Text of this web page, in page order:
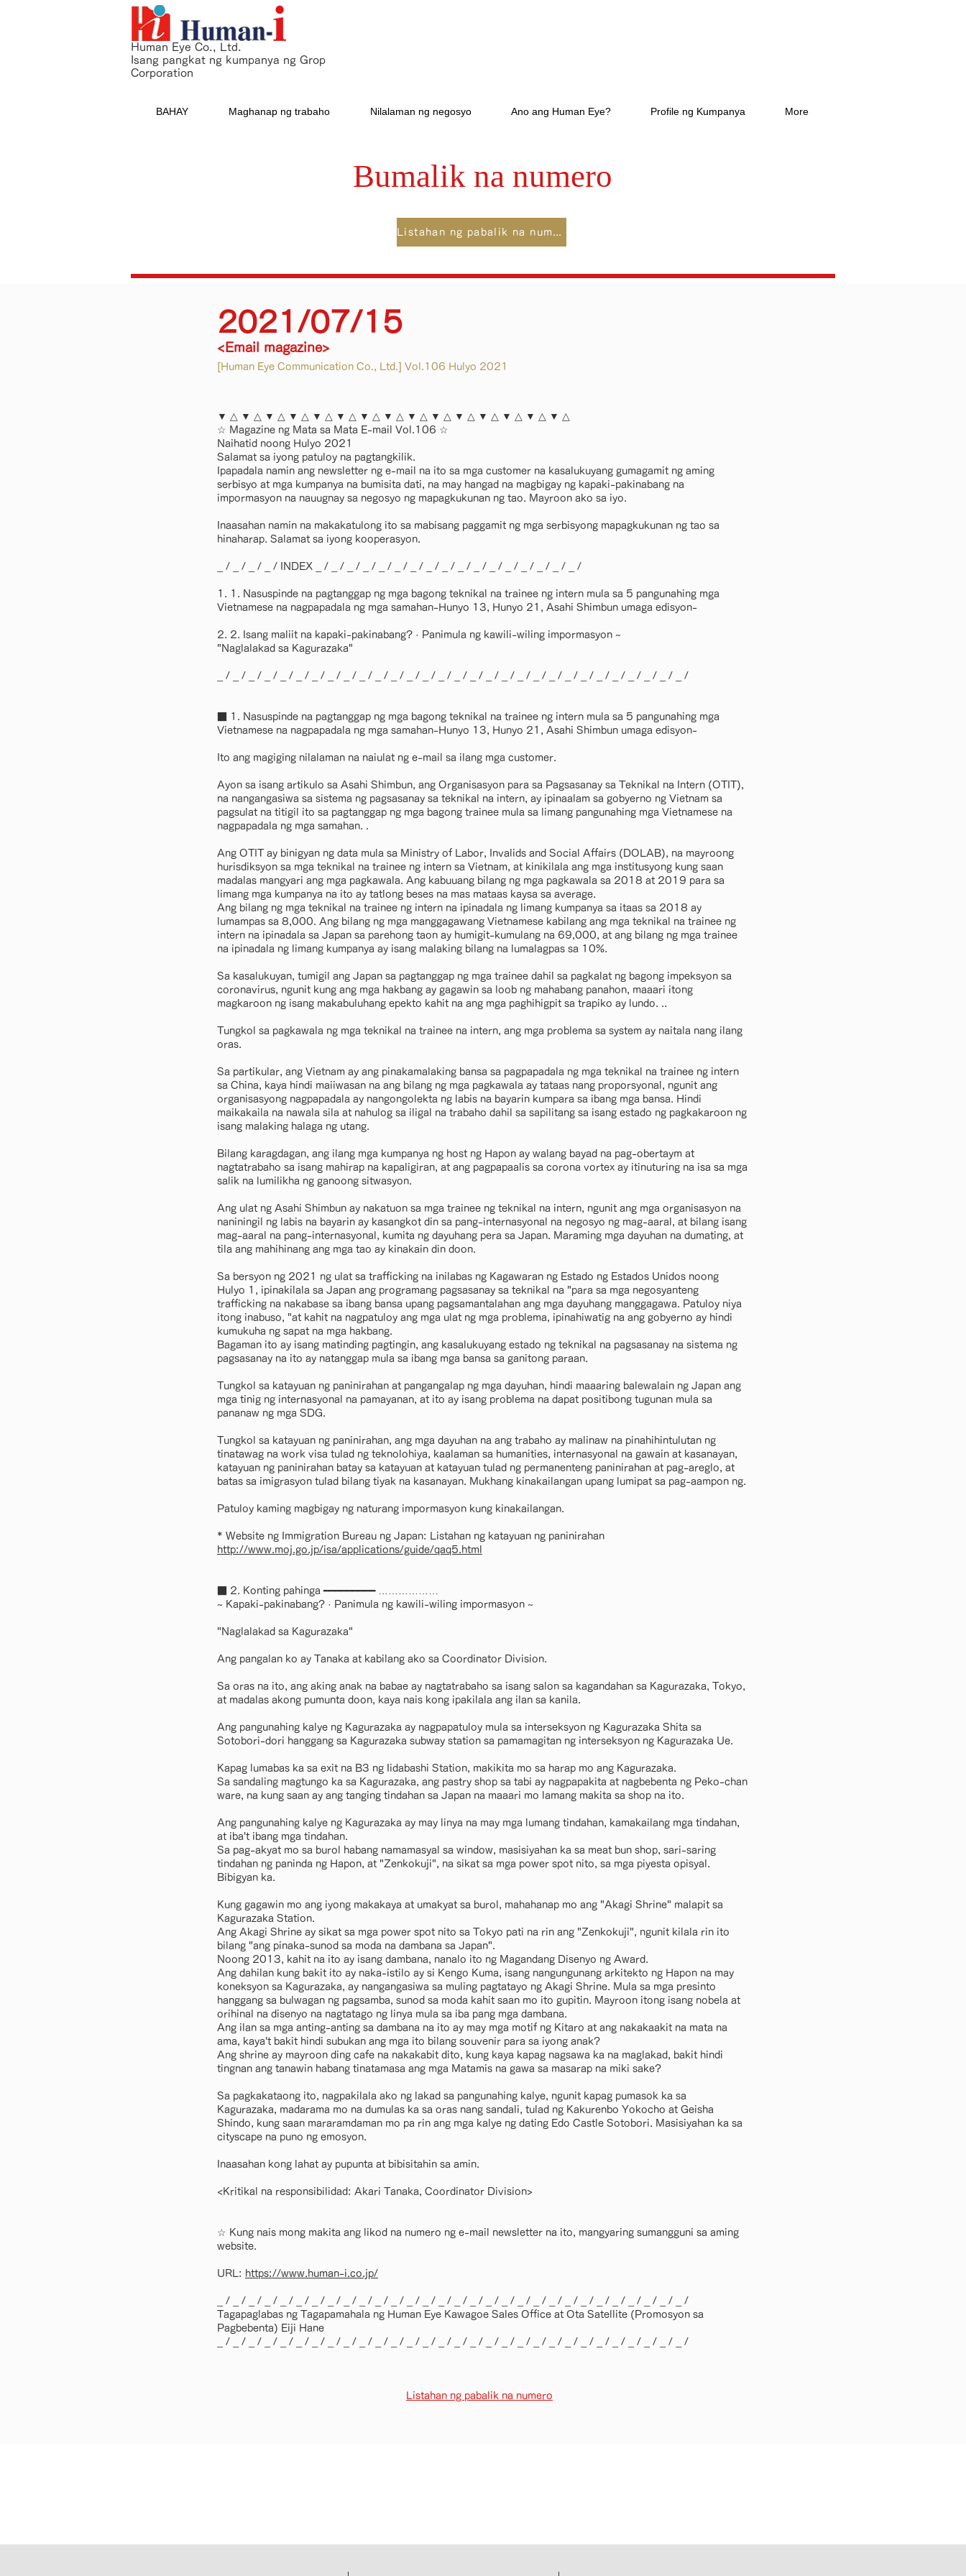
Human Eye Co., Ltd.
Isang pangkat ng kumpanya ng Grop
Corporation
BAHAY Maghanap ng trabaho Nilalaman ng negosyo Ano ang Human Eye? Profile ng Kumpanya More
Bumalik na numero
Listahan ng pabalik na numero
2021/07/15
<Email magazine>
[Human Eye Communication Co., Ltd.] Vol.106 Hulyo 2021
▼ △ ▼ △ ▼ △ ▼ △ ▼ △ ▼ △ ▼ △ ▼ △ ▼ △ ▼ △ ▼ △ ▼ △ ▼ △ ▼ △ ▼ △
☆ Magazine ng Mata sa Mata E-mail Vol.106 ☆
Naihatid noong Hulyo 2021
Salamat sa iyong patuloy na pagtangkilik.
Ipapadala namin ang newsletter ng e-mail na ito sa mga customer na kasalukuyang gumagamit ng aming
serbisyo at mga kumpanya na bumisita dati, na may hangad na magbigay ng kapaki-pakinabang na
impormasyon na nauugnay sa negosyo ng mapagkukunan ng tao. Mayroon ako sa iyo.
Inaasahan namin na makakatulong ito sa mabisang paggamit ng mga serbisyong mapagkukunan ng tao sa
hinaharap. Salamat sa iyong kooperasyon.
_ / _ / _ / _ / INDEX _ / _ / _ / _ / _ / _ / _ / _ / _ / _ / _ / _ / _ / _ / _ / _ / _ /
1. 1. Nasuspinde na pagtanggap ng mga bagong teknikal na trainee ng intern mula sa 5 pangunahing mga
Vietnamese na nagpapadala ng mga samahan-Hunyo 13, Hunyo 21, Asahi Shimbun umaga edisyon-
2. 2. Isang maliit na kapaki-pakinabang? · Panimula ng kawili-wiling impormasyon ~
"Naglalakad sa Kagurazaka"
_ / _ / _ / _ / _ / _ / _ / _ / _ / _ / _ / _ / _ / _ / _ / _ / _ / _ / _ / _ / _ / _ / _ / _ / _ / _ / _ / _ / _ / _ /
■ 1. Nasuspinde na pagtanggap ng mga bagong teknikal na trainee ng intern mula sa 5 pangunahing mga
Vietnamese na nagpapadala ng mga samahan-Hunyo 13, Hunyo 21, Asahi Shimbun umaga edisyon-
Ito ang magiging nilalaman na naiulat ng e-mail sa ilang mga customer.
Ayon sa isang artikulo sa Asahi Shimbun, ang Organisasyon para sa Pagsasanay sa Teknikal na Intern (OTIT),
na nangangasiwa sa sistema ng pagsasanay sa teknikal na intern, ay ipinaalam sa gobyerno ng Vietnam sa
pagsulat na titigil ito sa pagtanggap ng mga bagong trainee mula sa limang pangunahing mga Vietnamese na
nagpapadala ng mga samahan. .
Ang OTIT ay binigyan ng data mula sa Ministry of Labor, Invalids and Social Affairs (DOLAB), na mayroong
hurisdiksyon sa mga teknikal na trainee ng intern sa Vietnam, at kinikilala ang mga institusyong kung saan
madalas mangyari ang mga pagkawala. Ang kabuuang bilang ng mga pagkawala sa 2018 at 2019 para sa
limang mga kumpanya na ito ay tatlong beses na mas mataas kaysa sa average.
Ang bilang ng mga teknikal na trainee ng intern na ipinadala ng limang kumpanya sa itaas sa 2018 ay
lumampas sa 8,000. Ang bilang ng mga manggagawang Vietnamese kabilang ang mga teknikal na trainee ng
intern na ipinadala sa Japan sa parehong taon ay humigit-kumulang na 69,000, at ang bilang ng mga trainee
na ipinadala ng limang kumpanya ay isang malaking bilang na lumalagpas sa 10%.
Sa kasalukuyan, tumigil ang Japan sa pagtanggap ng mga trainee dahil sa pagkalat ng bagong impeksyon sa
coronavirus, ngunit kung ang mga hakbang ay gagawin sa loob ng mahabang panahon, maaari itong
magkaroon ng isang makabuluhang epekto kahit na ang mga paghihigpit sa trapiko ay lundo. ..
Tungkol sa pagkawala ng mga teknikal na trainee na intern, ang mga problema sa system ay naitala nang ilang
oras.
Sa partikular, ang Vietnam ay ang pinakamalaking bansa sa pagpapadala ng mga teknikal na trainee ng intern
sa China, kaya hindi maiiwasan na ang bilang ng mga pagkawala ay tataas nang proporsyonal, ngunit ang
organisasyong nagpapadala ay nangongolekta ng labis na bayarin kumpara sa ibang mga bansa. Hindi
maikakaila na nawala sila at nahulog sa iligal na trabaho dahil sa sapilitang sa isang estado ng pagkakaroon ng
isang malaking halaga ng utang.
Bilang karagdagan, ang ilang mga kumpanya ng host ng Hapon ay walang bayad na pag-obertaym at
nagtatrabaho sa isang mahirap na kapaligiran, at ang pagpapaalis sa corona vortex ay itinuturing na isa sa mga
salik na lumilikha ng ganoong sitwasyon.
Ang ulat ng Asahi Shimbun ay nakatuon sa mga trainee ng teknikal na intern, ngunit ang mga organisasyon na
naniningil ng labis na bayarin ay kasangkot din sa pang-internasyonal na negosyo ng mag-aaral, at bilang isang
mag-aaral na pang-internasyonal, kumita ng dayuhang pera sa Japan. Maraming mga dayuhan na dumating, at
tila ang mahihinang ang mga tao ay kinakain din doon.
Sa bersyon ng 2021 ng ulat sa trafficking na inilabas ng Kagawaran ng Estado ng Estados Unidos noong
Hulyo 1, ipinakilala sa Japan ang programang pagsasanay sa teknikal na "para sa mga negosyanteng
trafficking na nakabase sa ibang bansa upang pagsamantalahan ang mga dayuhang manggagawa. Patuloy niya
itong inabuso, "at kahit na nagpatuloy ang mga ulat ng mga problema, ipinahiwatig na ang gobyerno ay hindi
kumukuha ng sapat na mga hakbang.
Bagaman ito ay isang matinding pagtingin, ang kasalukuyang estado ng teknikal na pagsasanay na sistema ng
pagsasanay na ito ay natanggap mula sa ibang mga bansa sa ganitong paraan.
Tungkol sa katayuan ng paninirahan at pangangalap ng mga dayuhan, hindi maaaring balewalain ng Japan ang
mga tinig ng internasyonal na pamayanan, at ito ay isang problema na dapat positibong tugunan mula sa
pananaw ng mga SDG.
Tungkol sa katayuan ng paninirahan, ang mga dayuhan na ang trabaho ay malinaw na pinahihintulutan ng
tinatawag na work visa tulad ng teknolohiya, kaalaman sa humanities, internasyonal na gawain at kasanayan,
katayuan ng paninirahan batay sa katayuan at katayuan tulad ng permanenteng paninirahan at pag-areglo, at
batas sa imigrasyon tulad bilang tiyak na kasanayan. Mukhang kinakailangan upang lumipat sa pag-aampon ng.
Patuloy kaming magbigay ng naturang impormasyon kung kinakailangan.
* Website ng Immigration Bureau ng Japan: Listahan ng katayuan ng paninirahan
http://www.moj.go.jp/isa/applications/guide/qaq5.html
■ 2. Konting pahinga ━━━━━━━━━ ………………
~ Kapaki-pakinabang? · Panimula ng kawili-wiling impormasyon ~
"Naglalakad sa Kagurazaka"
Ang pangalan ko ay Tanaka at kabilang ako sa Coordinator Division.
Sa oras na ito, ang aking anak na babae ay nagtatrabaho sa isang salon sa kagandahan sa Kagurazaka, Tokyo,
at madalas akong pumunta doon, kaya nais kong ipakilala ang ilan sa kanila.
Ang pangunahing kalye ng Kagurazaka ay nagpapatuloy mula sa interseksyon ng Kagurazaka Shita sa
Sotobori-dori hanggang sa Kagurazaka subway station sa pamamagitan ng interseksyon ng Kagurazaka Ue.
Kapag lumabas ka sa exit na B3 ng Iidabashi Station, makikita mo sa harap mo ang Kagurazaka.
Sa sandaling magtungo ka sa Kagurazaka, ang pastry shop sa tabi ay nagpapakita at nagbebenta ng Peko-chan
ware, na kung saan ay ang tanging tindahan sa Japan na maaari mo lamang makita sa shop na ito.
Ang pangunahing kalye ng Kagurazaka ay may linya na may mga lumang tindahan, kamakailang mga tindahan,
at iba't ibang mga tindahan.
Sa pag-akyat mo sa burol habang namamasyal sa window, masisiyahan ka sa meat bun shop, sari-saring
tindahan ng paninda ng Hapon, at "Zenkokuji", na sikat sa mga power spot nito, sa mga piyesta opisyal.
Bibigyan ka.
Kung gagawin mo ang iyong makakaya at umakyat sa burol, mahahanap mo ang "Akagi Shrine" malapit sa
Kagurazaka Station.
Ang Akagi Shrine ay sikat sa mga power spot nito sa Tokyo pati na rin ang "Zenkokuji", ngunit kilala rin ito
bilang "ang pinaka-sunod sa moda na dambana sa Japan".
Noong 2013, kahit na ito ay isang dambana, nanalo ito ng Magandang Disenyo ng Award.
Ang dahilan kung bakit ito ay naka-istilo ay si Kengo Kuma, isang nangungunang arkitekto ng Hapon na may
koneksyon sa Kagurazaka, ay nangangasiwa sa muling pagtatayo ng Akagi Shrine. Mula sa mga presinto
hanggang sa bulwagan ng pagsamba, sunod sa moda kahit saan mo ito gupitin. Mayroon itong isang nobela at
orihinal na disenyo na nagtatago ng linya mula sa iba pang mga dambana.
Ang ilan sa mga anting-anting sa dambana na ito ay may mga motif ng Kitaro at ang nakakaakit na mata na
ama, kaya't bakit hindi subukan ang mga ito bilang souvenir para sa iyong anak?
Ang shrine ay mayroon ding cafe na nakakabit dito, kung kaya kapag nagsawa ka na maglakad, bakit hindi
tingnan ang tanawin habang tinatamasa ang mga Matamis na gawa sa masarap na miki sake?
Sa pagkakataong ito, nagpakilala ako ng lakad sa pangunahing kalye, ngunit kapag pumasok ka sa
Kagurazaka, madarama mo na dumulas ka sa oras nang sandali, tulad ng Kakurenbo Yokocho at Geisha
Shindo, kung saan mararamdaman mo pa rin ang mga kalye ng dating Edo Castle Sotobori. Masisiyahan ka sa
cityscape na puno ng emosyon.
Inaasahan kong lahat ay pupunta at bibisitahin sa amin.
<Kritikal na responsibilidad: Akari Tanaka, Coordinator Division>
☆ Kung nais mong makita ang likod na numero ng e-mail newsletter na ito, mangyaring sumangguni sa aming
website.
URL: https://www.human-i.co.jp/
_ / _ / _ / _ / _ / _ / _ / _ / _ / _ / _ / _ / _ / _ / _ / _ / _ / _ / _ / _ / _ / _ / _ / _ / _ / _ / _ / _ / _ / _ /
Tagapaglabas ng Tagapamahala ng Human Eye Kawagoe Sales Office at Ota Satellite (Promosyon sa
Pagbebenta) Eiji Hane
_ / _ / _ / _ / _ / _ / _ / _ / _ / _ / _ / _ / _ / _ / _ / _ / _ / _ / _ / _ / _ / _ / _ / _ / _ / _ / _ / _ / _ / _ /
Listahan ng pabalik na numero